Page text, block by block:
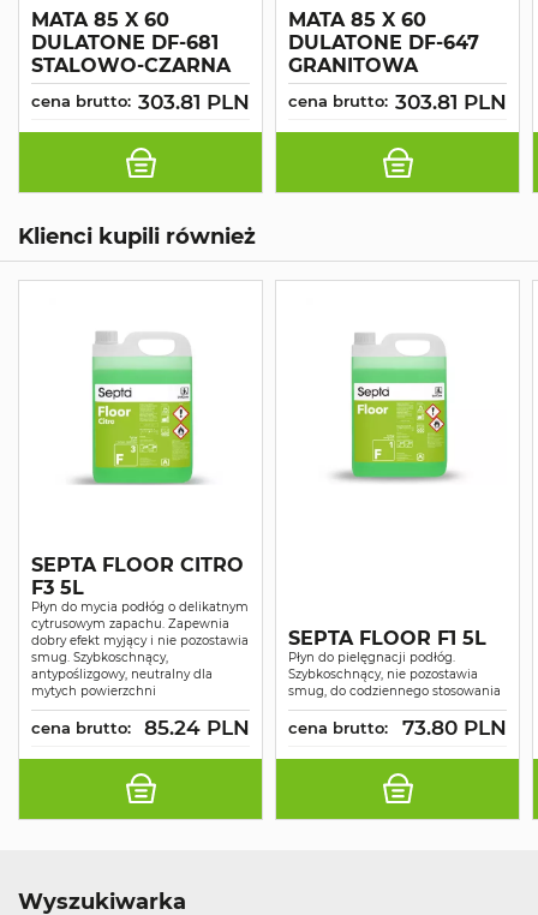
MATA 85 X 60
DULATONE DF-681
STALOWO-CZARNA
cena brutto: 303.81 PLN
MATA 85 X 60
DULATONE DF-647
GRANITOWA
cena brutto: 303.81 PLN
Klienci kupili również
SEPTA FLOOR CITRO
F3 5L
Płyn do mycia podłóg o delikatnym
cytrusowym zapachu. Zapewnia
dobry efekt myjący i nie pozostawia
smug. Szybkoschnący,
antypoślizgowy, neutralny dla
mytych powierzchni
cena brutto: 85.24 PLN
SEPTA FLOOR F1 5L
Płyn do pielęgnacji podłóg.
Szybkoschnący, nie pozostawia
smug, do codziennego stosowania
cena brutto: 73.80 PLN
Wyszukiwarka